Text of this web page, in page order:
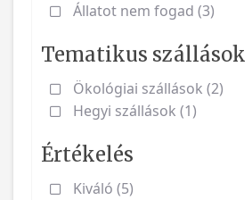
Állatot nem fogad (3)
Tematikus szállások
Ökológiai szállások (2)
Hegyi szállások (1)
Értékelés
Kiváló (5)